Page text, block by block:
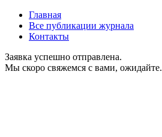
Главная
Все публикации журнала
Контакты
Заявка успешно отправлена.
Мы скоро свяжемся с вами, ожидайте.